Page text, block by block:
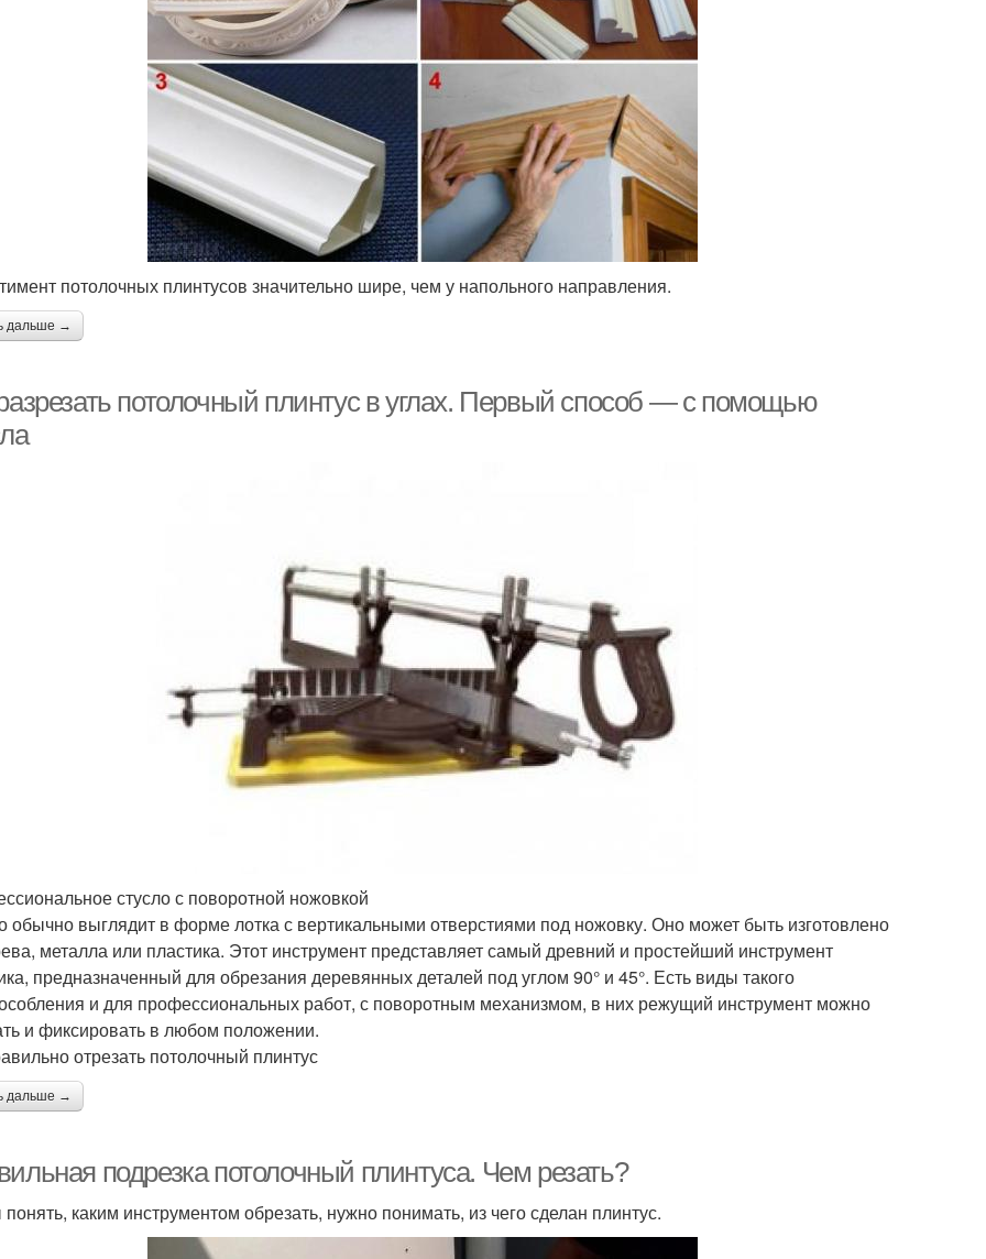
потолочных плинтусов значительно шире, чем у напольного направления.
дальше →
потолочный плинтус в углах. Первый способ — с помощью
стусло с поворотной ножовкой
обычно выглядит в форме лотка с вертикальными отверстиями под ножовку. Оно может быть изготовлено
металла или пластика. Этот инструмент представляет самый древний и простейший инструмент
предназначенный для обрезания деревянных деталей под углом 90° и 45°. Есть виды такого
и для профессиональных работ, с поворотным механизмом, в них режущий инструмент можно
и фиксировать в любом положении.
отрезать потолочный плинтус
дальше →
подрезка потолочный плинтуса. Чем резать?
каким инструментом обрезать, нужно понимать, из чего сделан плинтус.